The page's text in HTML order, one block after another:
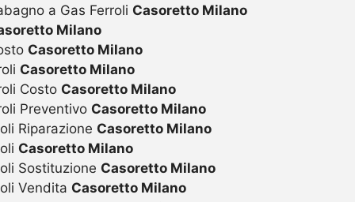
a Gas Ferroli Casoretto Milano
Milano
Casoretto Milano
Casoretto Milano
Costo Casoretto Milano
Preventivo Casoretto Milano
Riparazione Casoretto Milano
Casoretto Milano
Sostituzione Casoretto Milano
Vendita Casoretto Milano